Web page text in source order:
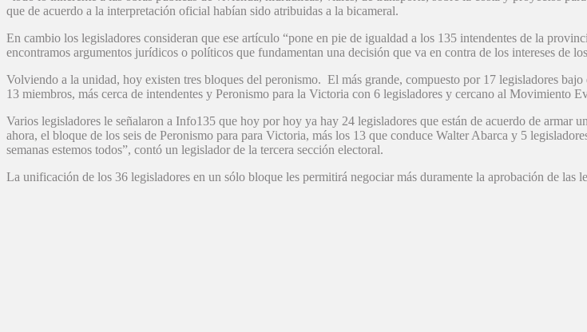
que de acuerdo a la interpretación oficial habían sido atribuidas a la bicameral.
En cambio los legisladores consideran que ese artículo “pone en pie de igualdad a los 135 intendentes de la
encontramos argumentos jurídicos o políticos que fundamentan una decisión que va en contra de los intereses de
Volviendo a la unidad, hoy existen tres bloques del peronismo. El más grande, compuesto por 17 legisladores
13 miembros, más cerca de intendentes y Peronismo para la Victoria con 6 legisladores y cercano al Movimiento
Varios legisladores le señalaron a Info135 que hoy por hoy ya hay 24 legisladores que están de acuerdo de
ahora, el bloque de los seis de Peronismo para para Victoria, más los 13 que conduce Walter Abarca y 5
semanas estemos todos”, contó un legislador de la tercera sección electoral.
La unificación de los 36 legisladores en un sólo bloque les permitirá negociar más duramente la aprobación de las